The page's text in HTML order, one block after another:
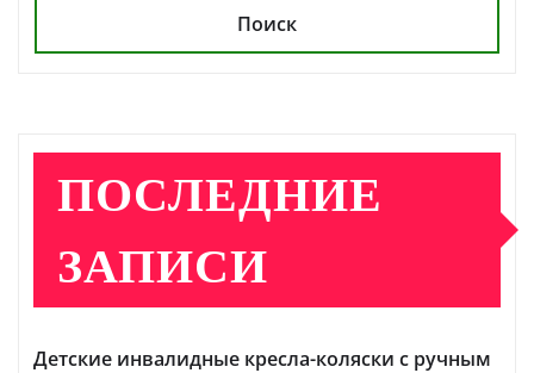
Поиск
ПОСЛЕДНИЕ
ЗАПИСИ
Детские инвалидные кресла-коляски с ручным